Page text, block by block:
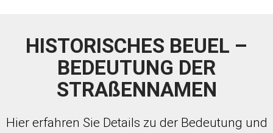
HISTORISCHES BEUEL –
BEDEUTUNG DER
STRAßENNAMEN
Hier erfahren Sie Details zu der Bedeutung und